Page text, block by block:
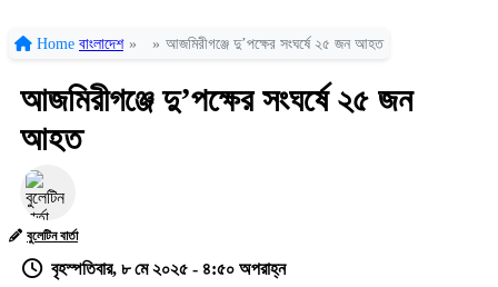
Home বাংলাদেশ » » আজমিরীগঞ্জে দু’পক্ষের সংঘর্ষে ২৫ জন আহত
আজমিরীগঞ্জে দু’পক্ষের সংঘর্ষে ২৫ জন
আহত
বুলেটিন বার্তা
বৃহস্পতিবার, ৮ মে ২০২৫ - ৪:৫০ অপরাহ্ন